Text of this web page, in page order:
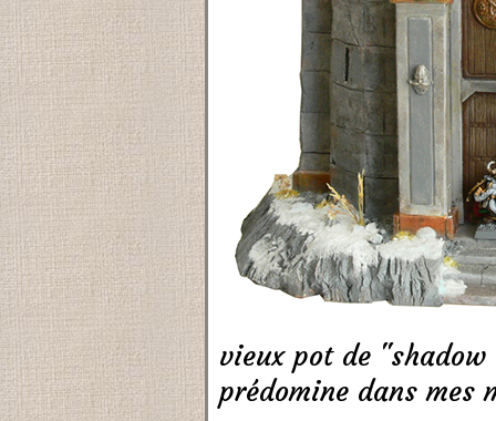
vieux pot de
prédomine dans mes